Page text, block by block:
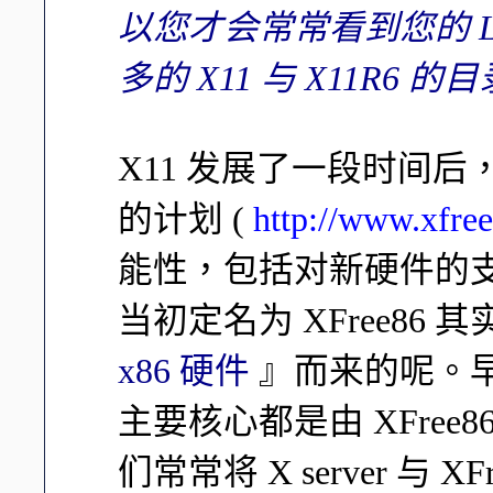
以您才会常常看到您的
多的 X11 与 X11R6 的
X11 发展了一段时间后
的计划 ( http://
能性，包括对新硬件的
当初定名为 XFree86 其
x86 硬件 』而来的呢。
主要核心都是由
们常常将 X server 与